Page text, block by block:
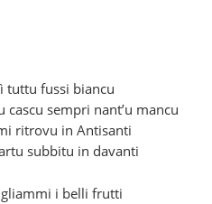
tuttu fussi biancu
cascu sempri nant’u mancu
ritrovu in Antisanti
subbitu in davanti
i belli frutti